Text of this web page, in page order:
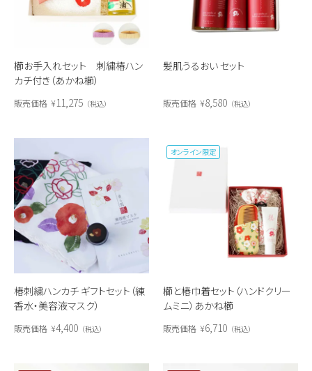
櫛お手入れセット 刺繍椿ハン
カチ付き（あかね櫛）
販売価格 ¥11,275 税込
髪肌うるおい セット
販売価格 ¥8,580 税込
椿刺繍ハンカチ ギフトセット（練
香水・美容液マスク）
販売価格 ¥4,400 税込
櫛と椿巾着セット（ハンドクリー
ムミニ）あかね櫛
オンライン限定
販売価格 ¥6,710 税込